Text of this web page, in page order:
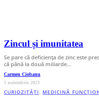
Zincul și imunitatea
Se pare că deficiența de zinc este
că până la două miliarde…
Carmen Ciobanu
5 noiembrie 2021
CURIOZITĂȚI, MEDICINĂ